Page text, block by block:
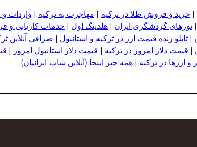
| خرید و فروش طلا در ترکیه | مهاجرت به ترکیه | واردات
| تورهای گردشگری ایران | هلدینگ اول | خدمات کاریابی و
| تابلو زنده قیمت ارز در ترکیه و استانبول | صرافی آنلاین
| قیمت دلار امروز در ترکیه | قیمت دلار استانبول امروز |
و ار زها در ترکیه | همه چیز اینجا (آنلاین شاپ ایرانیان)